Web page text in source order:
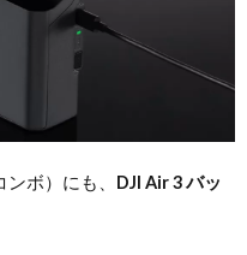
ボ）にも、 DJI Air 3 バッ